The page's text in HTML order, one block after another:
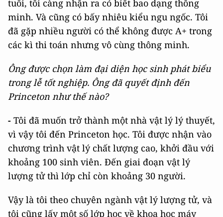
tuổi, tôi càng nhận ra có biết bao dạng thông
minh. Và cũng có bấy nhiêu kiểu ngu ngốc. Tôi
đã gặp nhiều người có thể không được A+ trong
các kì thi toán nhưng vô cùng thông minh.
Ông được chọn làm đại diện học sinh phát biểu
trong lễ tốt nghiệp. Ông đã quyết định đến
Princeton như thế nào?
- Tôi đã muốn trở thành một nhà vật lý lý thuyết,
vì vậy tôi đến Princeton học. Tôi được nhận vào
chương trình vật lý chất lượng cao, khởi đầu với
khoảng 100 sinh viên. Đến giai đoạn vật lý
lượng tử thì lớp chỉ còn khoảng 30 người.
Vậy là tôi theo chuyên ngành vật lý lượng tử, và
tôi cũng lấy một số lớp học về khoa học máy